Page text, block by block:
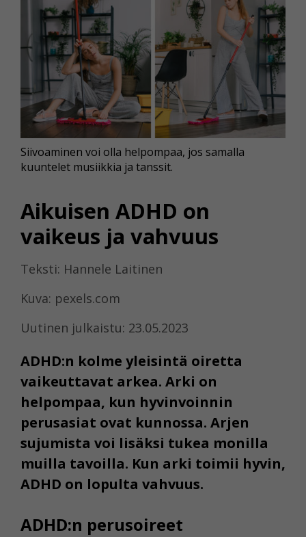
Aikuisen ADHD on
vaikeus ja vahvuus
Teksti: Hannele Laitinen
Kuva: pexels.com
Uutinen julkaistu: 23.05.2023
ADHD:n kolme yleisintä oiretta
vaikeuttavat arkea. Arki on
helpompaa, kun hyvinvoinnin
perusasiat ovat kunnossa. Arjen
sujumista voi lisäksi tukea monilla
muilla tavoilla. Kun arki toimii hyvin,
ADHD on lopulta vahvuus.
Siivoaminen voi olla helpompaa, jos samalla
kuuntelet musiikkia ja tanssit.
ADHD:n perusoireet